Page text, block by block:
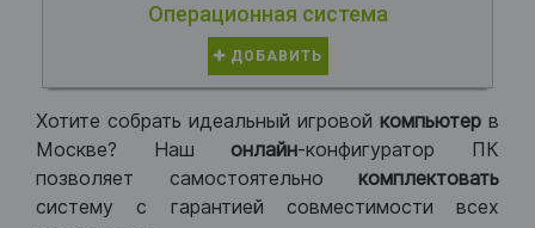
Операционная система
ДОБАВИТЬ
Хотите собрать идеальный игровой компьютер в
Москве? Нашонлайн-конфигуратор ПК
позволяет самостоятельно комплектовать
систему с гарантией совместимости всех